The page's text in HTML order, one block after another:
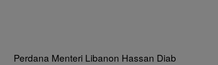
Perdana Menteri Libanon Hassan Diab